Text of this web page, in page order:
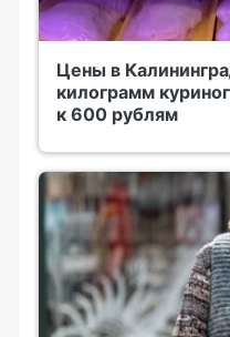
Цены в
килограмм
к 600 рублям